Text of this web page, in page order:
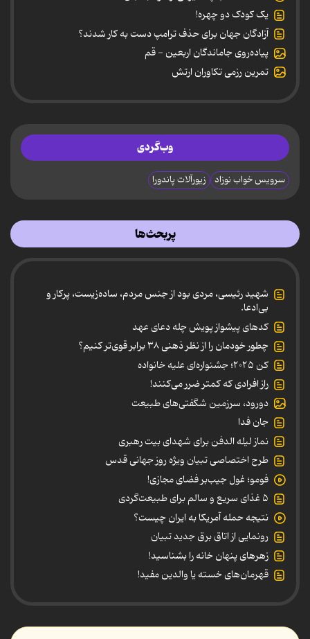
یک کودک دو چهره!
آزادگان جهان برای حذف ترامپ دست به کار شدند؟
پیاده‌روی جاماندگان اربعین - قم
تمرین رزمی تکاوران ارتش
وب‌گردی
سرویس خواب نوزاد زیورآلات پاندورا
پربحث‌ها
شهید رئیسی، مردی بود از جنس مردم، ساده‌زیست، پرکار و
بی‌ادعا.
کدهای پیشواز پویش چله دعای عهد
چطور خودمان را از نظر ذهنی ۳۸ برابر قوی‌تر کنیم؟
کن ۲۰۲۵؛ جشنواره‌ای علیه خانواده
راز افرادی که کمتر ضرر می‌کنند!
دورود، سرزمین شگفتی‌های طبیعت
جان فدا
نماز لیله الدفن برای شهدای بیت رهبری
طرح اختصاصی تبیان ویژه روز جهانی قدس
فومو؛ غول جیب‌بر فضای مجازی!
۵ غذای سریع و سالم برای طبیعت‌گردی
نتیجه حمله آمریکا به ایران چیست؟
رونمایی از اتاق برق جدید تبیان
زهرهای پنهان خانه را بشناسید!
قهرمان‌های خسته یا والدین مفید!